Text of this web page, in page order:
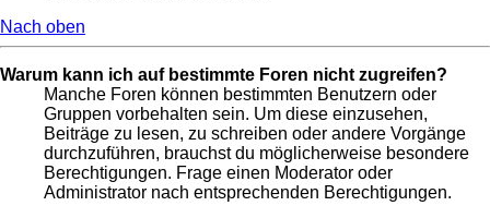
Nach oben
Warum kann ich auf bestimmte Foren nicht zugreifen?
Manche Foren können bestimmten Benutzern oder
Gruppen vorbehalten sein. Um diese einzusehen,
Beiträge zu lesen, zu schreiben oder andere Vorgänge
durchzuführen, brauchst du möglicherweise besondere
Berechtigungen. Frage einen Moderator oder
Administrator nach entsprechenden Berechtigungen.